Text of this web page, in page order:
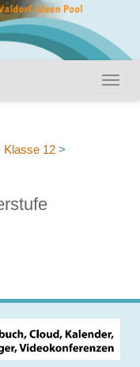
Klasse 12 >